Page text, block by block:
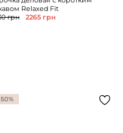
Relaxed Fit
грн
2265 грн